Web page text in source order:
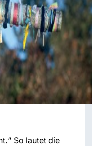
So lautet die